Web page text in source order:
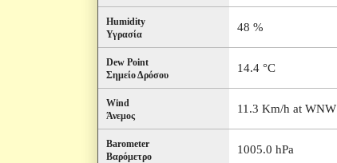
Humidity
Υγρασία
48 %
Dew Point
Σημείο Δρόσου
14.4 °C
Wind
Άνεμος
11.3 Km/h at WNW
Barometer
Βαρόμετρο
1005.0 hPa